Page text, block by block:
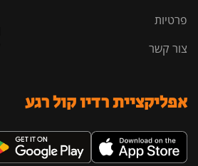
פרטיות
צור קשר
אפליקציית רדיו קול רגע